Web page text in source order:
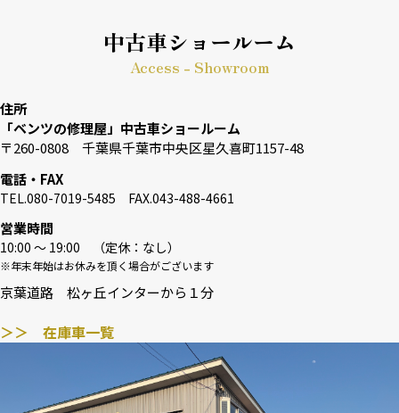
中古車ショールーム
Access - Showroom
住所
「ベンツの修理屋」中古車ショールーム
〒260-0808 千葉県千葉市中央区星久喜町1157-48
電話・FAX
TEL.080-7019-5485 FAX.043-488-4661
営業時間
10:00 〜 19:00 （定休：なし）
※年末年始はお休みを頂く場合がございます
京葉道路 松ヶ丘インターから１分
＞＞ 在庫車一覧